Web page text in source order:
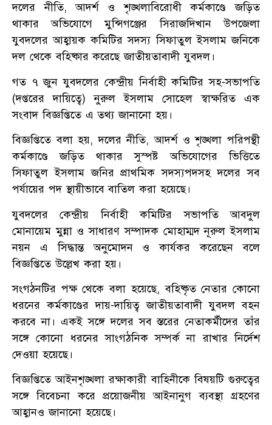
দলের নীতি, আদর্শ ও শৃঙ্খলাবিরোধী কর্মকাণ্ডে জড়িত
থাকার অভিযোগে মুন্সিগঞ্জের সিরাজদিখান উপজেলা
যুবদলের আহ্বায়ক কমিটির সদস্য সিফাতুল ইসলাম জনিকে
দল থেকে বহিষ্কার করেছে জাতীয়তাবাদী যুবদল।
গত ৭ জুন যুবদলের কেন্দ্রীয় নির্বাহী কমিটির সহ-সভাপতি
(দপ্তরের দায়িত্বে) নুরুল ইসলাম সোহেল স্বাক্ষরিত এক
সংবাদ বিজ্ঞপ্তিতে এ তথ্য জানানো হয়।
বিজ্ঞপ্তিতে বলা হয়, দলের নীতি, আদর্শ ও শৃঙ্খলা পরিপন্থী
কর্মকাণ্ডে জড়িত থাকার সুস্পষ্ট অভিযোগের ভিত্তিতে
সিফাতুল ইসলাম জনির প্রাথমিক সদস্যপদসহ দলের সব
পর্যায়ের পদ স্থায়ীভাবে বাতিল করা হয়েছে।
যুবদলের কেন্দ্রীয় নির্বাহী কমিটির সভাপতি আবদুল
মোনায়েম মুন্না ও সাধারণ সম্পাদক মোহাম্মদ নূরুল ইসলাম
নয়ন এ সিদ্ধান্ত অনুমোদন ও কার্যকর করেছেন বলে
বিজ্ঞপ্তিতে উল্লেখ করা হয়।
সংগঠনটির পক্ষ থেকে বলা হয়েছে, বহিষ্কৃত নেতার কোনো
ধরনের কর্মকাণ্ডের দায়-দায়িত্ব জাতীয়তাবাদী যুবদল বহন
করবে না। একই সঙ্গে দলের সব স্তরের নেতাকর্মীদের তাঁর
সঙ্গে কোনো ধরনের সাংগঠনিক সম্পর্ক না রাখার নির্দেশ
দেওয়া হয়েছে।
বিজ্ঞপ্তিতে আইনশৃঙ্খলা রক্ষাকারী বাহিনীকে বিষয়টি গুরুত্বের
সঙ্গে বিবেচনা করে প্রয়োজনীয় আইনানুগ ব্যবস্থা গ্রহণের
আহ্বানও জানানো হয়েছে।